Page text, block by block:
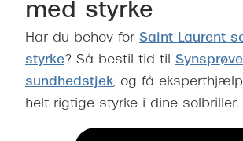
med styrke
Har du behov for Saint Laurent
styrke? Så bestil tid til
sundhedstjek, og få
helt rigtige styrke i dine solbriller.